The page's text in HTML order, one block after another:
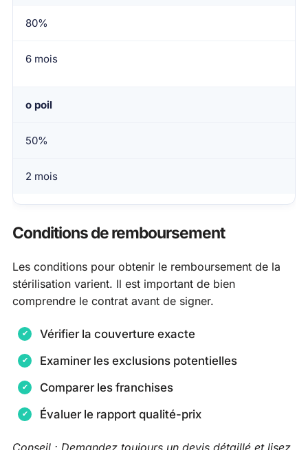
80%
6 mois
o poil
50%
2 mois
Conditions de remboursement
Les conditions pour obtenir le remboursement de la
stérilisation varient. Il est important de bien
comprendre le contrat avant de signer.
Vérifier la couverture exacte
Examiner les exclusions potentielles
Comparer les franchises
Évaluer le rapport qualité-prix
Conseil : Demandez toujours un devis détaillé et lisez